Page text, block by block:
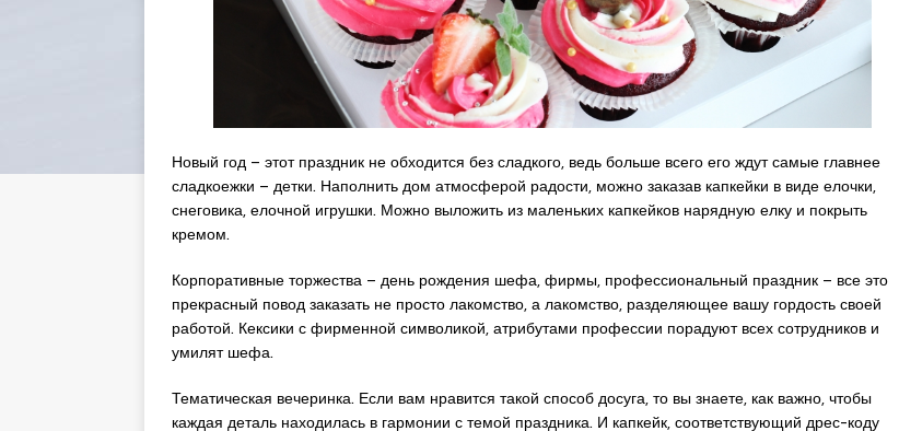
Новый год – этот праздник не обходится без сладкого, ведь больше всего его ждут самые главнее
сладкоежки – детки. Наполнить дом атмосферой радости, можно заказав капкейки в виде елочки,
снеговика, елочной игрушки. Можно выложить из маленьких капкейков нарядную елку и покрыть
кремом.
Корпоративные торжества – день рождения шефа, фирмы, профессиональный праздник – все это
прекрасный повод заказать не просто лакомство, а лакомство, разделяющее вашу гордость своей
работой. Кексики с фирменной символикой, атрибутами профессии порадуют всех сотрудников и
умилят шефа.
Тематическая вечеринка. Если вам нравится такой способ досуга, то вы знаете, как важно, чтобы
каждая деталь находилась в гармонии с темой праздника. И капкейк, соответствующий дрес-коду